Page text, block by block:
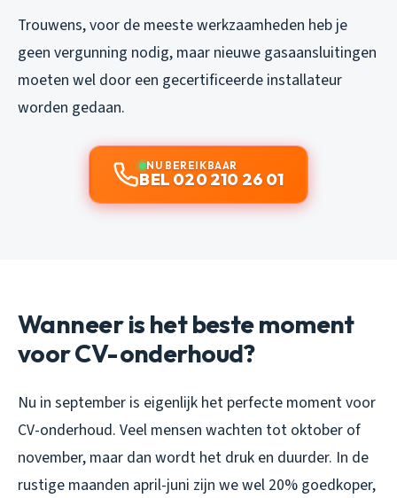
Trouwens, voor de meeste werkzaamheden heb je
geen vergunning nodig, maar nieuwe gasaansluitingen
moeten wel door een gecertificeerde installateur
worden gedaan.
NU BEREIKBAAR
BEL 020 210 26 01
Wanneer is het beste moment
voor CV-onderhoud?
Nu in september is eigenlijk het perfecte moment voor
CV-onderhoud. Veel mensen wachten tot oktober of
november, maar dan wordt het druk en duurder. In de
rustige maanden april-juni zijn we wel 20% goedkoper,